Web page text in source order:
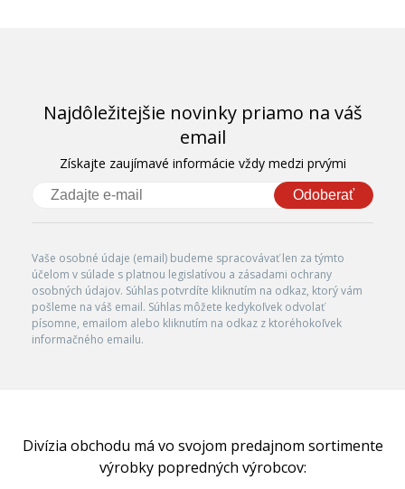
Najdôležitejšie novinky priamo na váš
email
Získajte zaujímavé informácie vždy medzi prvými
Odoberať
Vaše osobné údaje (email) budeme spracovávať len za týmto
účelom v súlade s platnou legislatívou a zásadami ochrany
osobných údajov. Súhlas potvrdíte kliknutím na odkaz, ktorý vám
pošleme na váš email. Súhlas môžete kedykoľvek odvolať
písomne, emailom alebo kliknutím na odkaz z ktoréhokoľvek
informačného emailu.
Divízia obchodu má vo svojom predajnom sortimente
výrobky popredných výrobcov: